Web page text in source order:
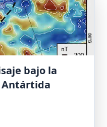
bajo la
Antártida